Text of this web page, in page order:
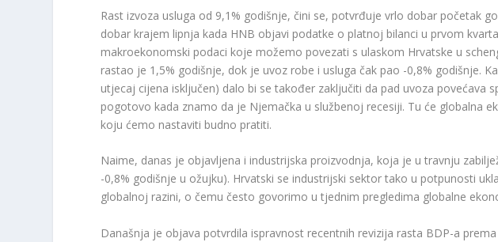
Rast izvoza usluga od 9,1% godišnje, čini se, potvrđuje vrlo dobar početak
dobar krajem lipnja kada HNB objavi podatke o platnoj bilanci u prvom
makroekonomski podaci koje možemo povezati s ulaskom Hrvatske u
rastao je 1,5% godišnje, dok je uvoz robe i usluga čak pao -0,8% godišnje.
utjecaj cijena isključen) dalo bi se također zaključiti da pad uvoza povećava
pogotovo kada znamo da je Njemačka u službenoj recesiji. Tu će globalna
koju ćemo nastaviti budno pratiti.
Naime, danas je objavljena i industrijska proizvodnja, koja je u travnju
-0,8% godišnje u ožujku). Hrvatski se industrijski sektor tako u potpunosti
globalnoj razini, o čemu često govorimo u tjednim pregledima globalne
Današnja je objava potvrdila ispravnost recentnih revizija rasta BDP-a